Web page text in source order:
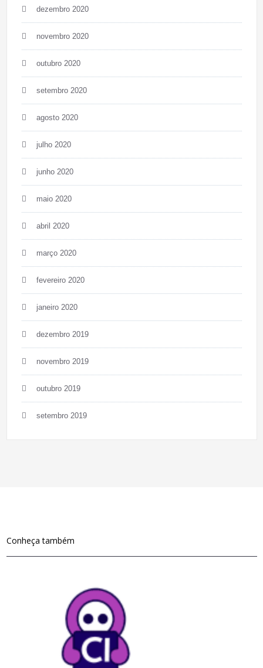
dezembro 2020
novembro 2020
outubro 2020
setembro 2020
agosto 2020
julho 2020
junho 2020
maio 2020
abril 2020
março 2020
fevereiro 2020
janeiro 2020
dezembro 2019
novembro 2019
outubro 2019
setembro 2019
Conheça também